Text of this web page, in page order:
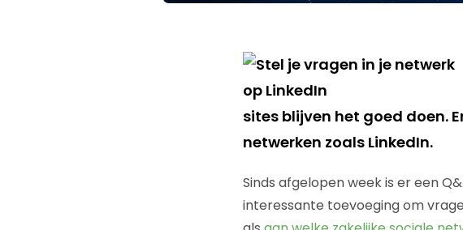
sites blijven het goed doen.
netwerken zoals LinkedIn.
Sinds afgelopen week is er een
interessante toevoeging om